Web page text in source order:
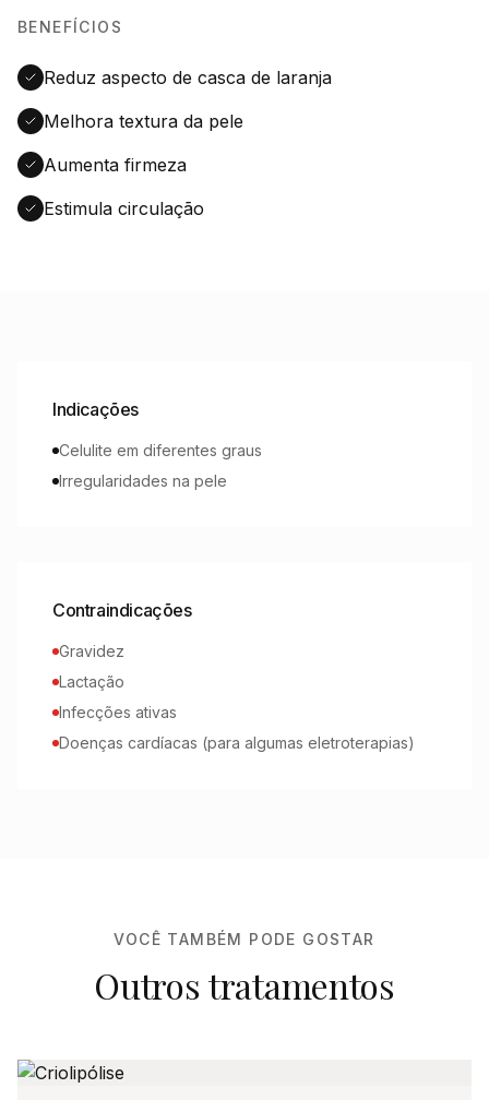
BENEFÍCIOS
Reduz aspecto de casca de laranja
Melhora textura da pele
Aumenta firmeza
Estimula circulação
Indicações
Celulite em diferentes graus
Irregularidades na pele
Contraindicações
Gravidez
Lactação
Infecções ativas
Doenças cardíacas (para algumas eletroterapias)
VOCÊ TAMBÉM PODE GOSTAR
Outros tratamentos